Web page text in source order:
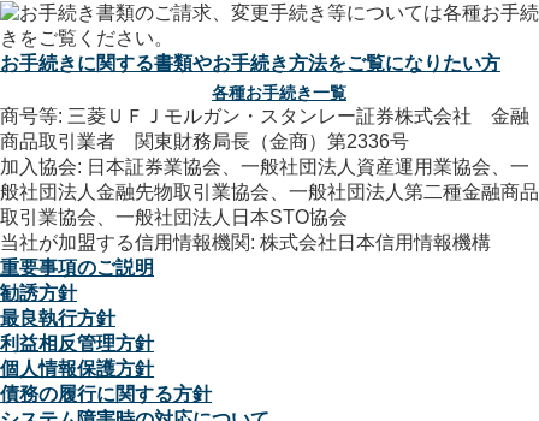
お手続きに関する書類やお手続き方法をご覧になりたい方
各種お手続き一覧
商号等: 三菱ＵＦＪモルガン・スタンレー証券株式会社 金融
商品取引業者 関東財務局長（金商）第2336号
加入協会: 日本証券業協会、一般社団法人資産運用業協会、一
般社団法人金融先物取引業協会、一般社団法人第二種金融商品
取引業協会、一般社団法人日本STO協会
当社が加盟する信用情報機関: 株式会社日本信用情報機構
重要事項のご説明
勧誘方針
最良執行方針
利益相反管理方針
個人情報保護方針
債務の履行に関する方針